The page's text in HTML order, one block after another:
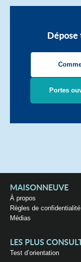
Portes
MAISONNEUVE
À propos
Règles de confidentialité
Médias
LES PLUS
Test d’orientation